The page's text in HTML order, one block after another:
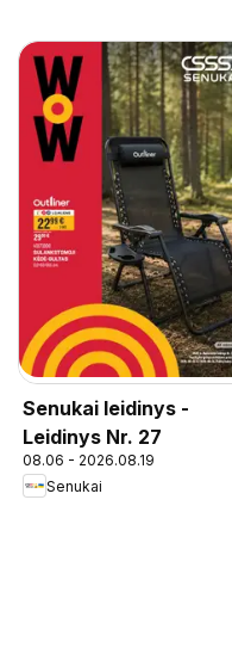
Senukai leidinys -
Leidinys Nr. 27
08.06 - 2026.08.19
Senukai